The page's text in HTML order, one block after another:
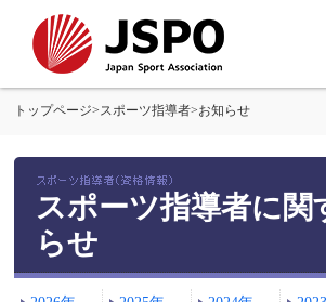
トップページ>スポーツ指導者>お知らせ
スポーツ指導者に関
らせ